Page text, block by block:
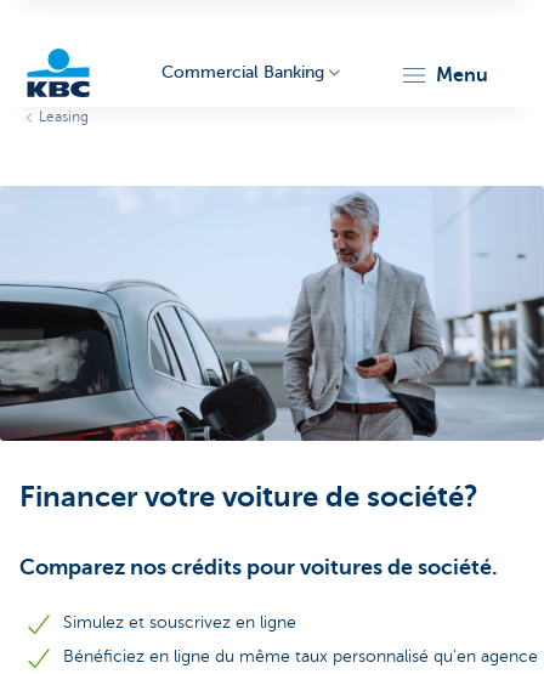
Corporate
Commercial Banking menu
Leasing
Financer votre voiture de société?
Comparez nos crédits pour voitures de société.
Simulez et souscrivez en ligne
Bénéficiez en ligne du même taux personnalisé qu'en agence